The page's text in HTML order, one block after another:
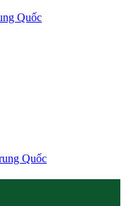
Quốc
Quốc